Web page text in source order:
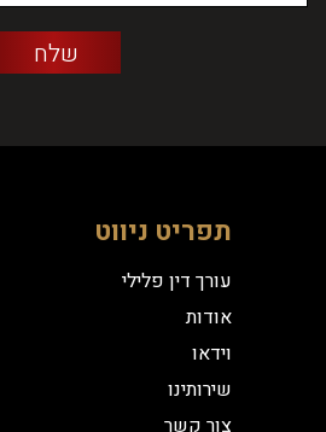
תפריט ניווט
עורך דין פלילי
אודות
וידאו
שירותינו